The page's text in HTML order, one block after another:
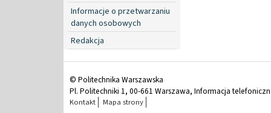
Informacje o przetwarzaniu
danych osobowych
Redakcja
© Politechnika Warszawska
Pl. Politechniki 1, 00-661 Warszawa, Informacja
Kontakt Mapa strony